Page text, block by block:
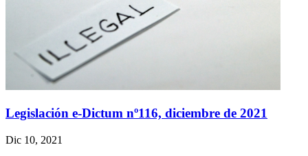
Legislación e-Dictum nº116, diciembre de 2021
Dic 10, 2021